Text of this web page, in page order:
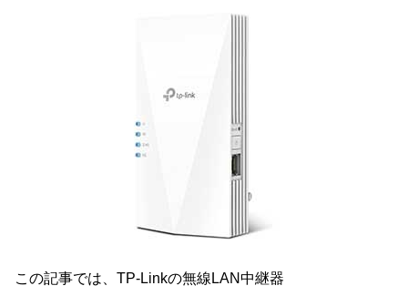
この記事では、TP-Linkの無線LAN中継器